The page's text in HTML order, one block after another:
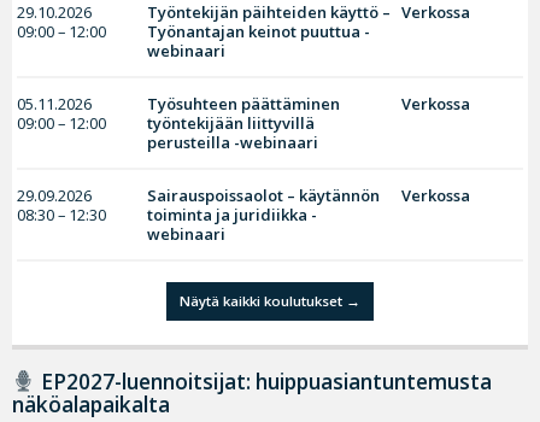
29.10.2026
09:00 – 12:00
Työntekijän päihteiden käyttö –
Työnantajan keinot puuttua -
webinaari
Verkossa
05.11.2026
09:00 – 12:00
Työsuhteen päättäminen
työntekijään liittyvillä
perusteilla -webinaari
Verkossa
29.09.2026
08:30 – 12:30
Sairauspoissaolot – käytännön
toiminta ja juridiikka -
webinaari
Verkossa
Näytä kaikki koulutukset
EP2027-luennoitsijat: huippuasiantuntemusta
näköalapaikalta